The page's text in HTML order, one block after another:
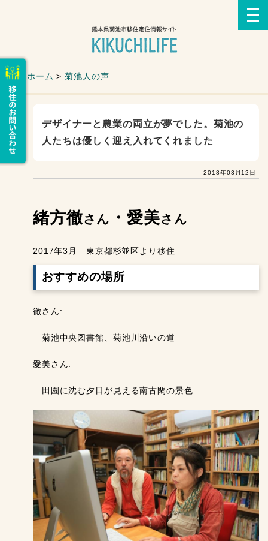
ホーム >菊池人の声
デザイナーと農業の両立が夢でした。菊池の
人たちは優しく迎え入れてくれました
2018年03月12日
緒方徹さん ・愛美さん
2017年3月 東京都杉並区より移住
おすすめの場所
徹さん:
菊池中央図書館、菊池川沿いの道
愛美さん:
田園に沈む夕日が見える南古閑の景色